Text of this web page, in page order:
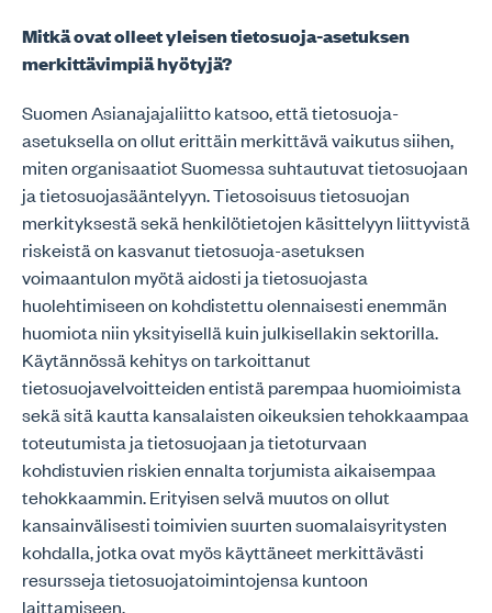
Mitkä ovat olleet yleisen tietosuoja-asetuksen
merkittävimpiä hyötyjä?
Suomen Asianajajaliitto katsoo, että tietosuoja-
asetuksella on ollut erittäin merkittävä vaikutus siihen,
miten organisaatiot Suomessa suhtautuvat tietosuojaan
ja tietosuojasääntelyyn. Tietosoisuus tietosuojan
merkityksestä sekä henkilötietojen käsittelyyn liittyvistä
riskeistä on kasvanut tietosuoja-asetuksen
voimaantulon myötä aidosti ja tietosuojasta
huolehtimiseen on kohdistettu olennaisesti enemmän
huomiota niin yksityisellä kuin julkisellakin sektorilla.
Käytännössä kehitys on tarkoittanut
tietosuojavelvoitteiden entistä parempaa huomioimista
sekä sitä kautta kansalaisten oikeuksien tehokkaampaa
toteutumista ja tietosuojaan ja tietoturvaan
kohdistuvien riskien ennalta torjumista aikaisempaa
tehokkaammin. Erityisen selvä muutos on ollut
kansainvälisesti toimivien suurten suomalaisyritysten
kohdalla, jotka ovat myös käyttäneet merkittävästi
resursseja tietosuojatoimintojensa kuntoon
laittamiseen.